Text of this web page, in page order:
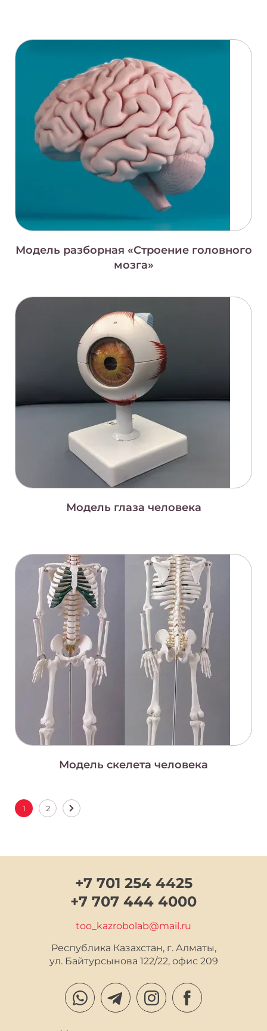
Модель разборная «Строение головного
мозга»
Модель глаза человека
Модель скелета человека
1 2
+7 701 254 4425
+7 707 444 4000
too_kazrobolab@mail.ru
Республика Казахстан, г. Алматы,
ул. Байтурсынова 122/22, офис 209